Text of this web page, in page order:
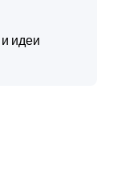
идеи